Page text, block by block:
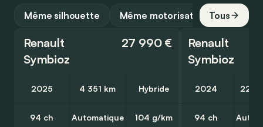
Même silhouette Même motorisation Tous
Renault
Symbioz
27 990 €
2025 4 351 km Hybride
94 ch Automatique 104 g/km
Renault
Symbioz
2024 22
94 ch